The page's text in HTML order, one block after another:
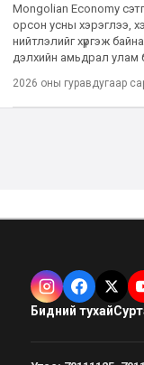
Mongolian Economy
орсон усны хэрэглээ,
нийтлэлийг хүргэж
дэлхийн амьдрал улам
2026 оны гуравдугаар
Бидний тухай